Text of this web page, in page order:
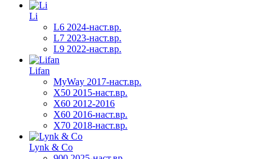
Li
L6 2024-наст.вр.
L7 2023-наст.вр.
L9 2022-наст.вр.
Lifan
MyWay 2017-наст.вр.
X50 2015-наст.вр.
X60 2012-2016
X60 2016-наст.вр.
X70 2018-наст.вр.
Lynk & Co